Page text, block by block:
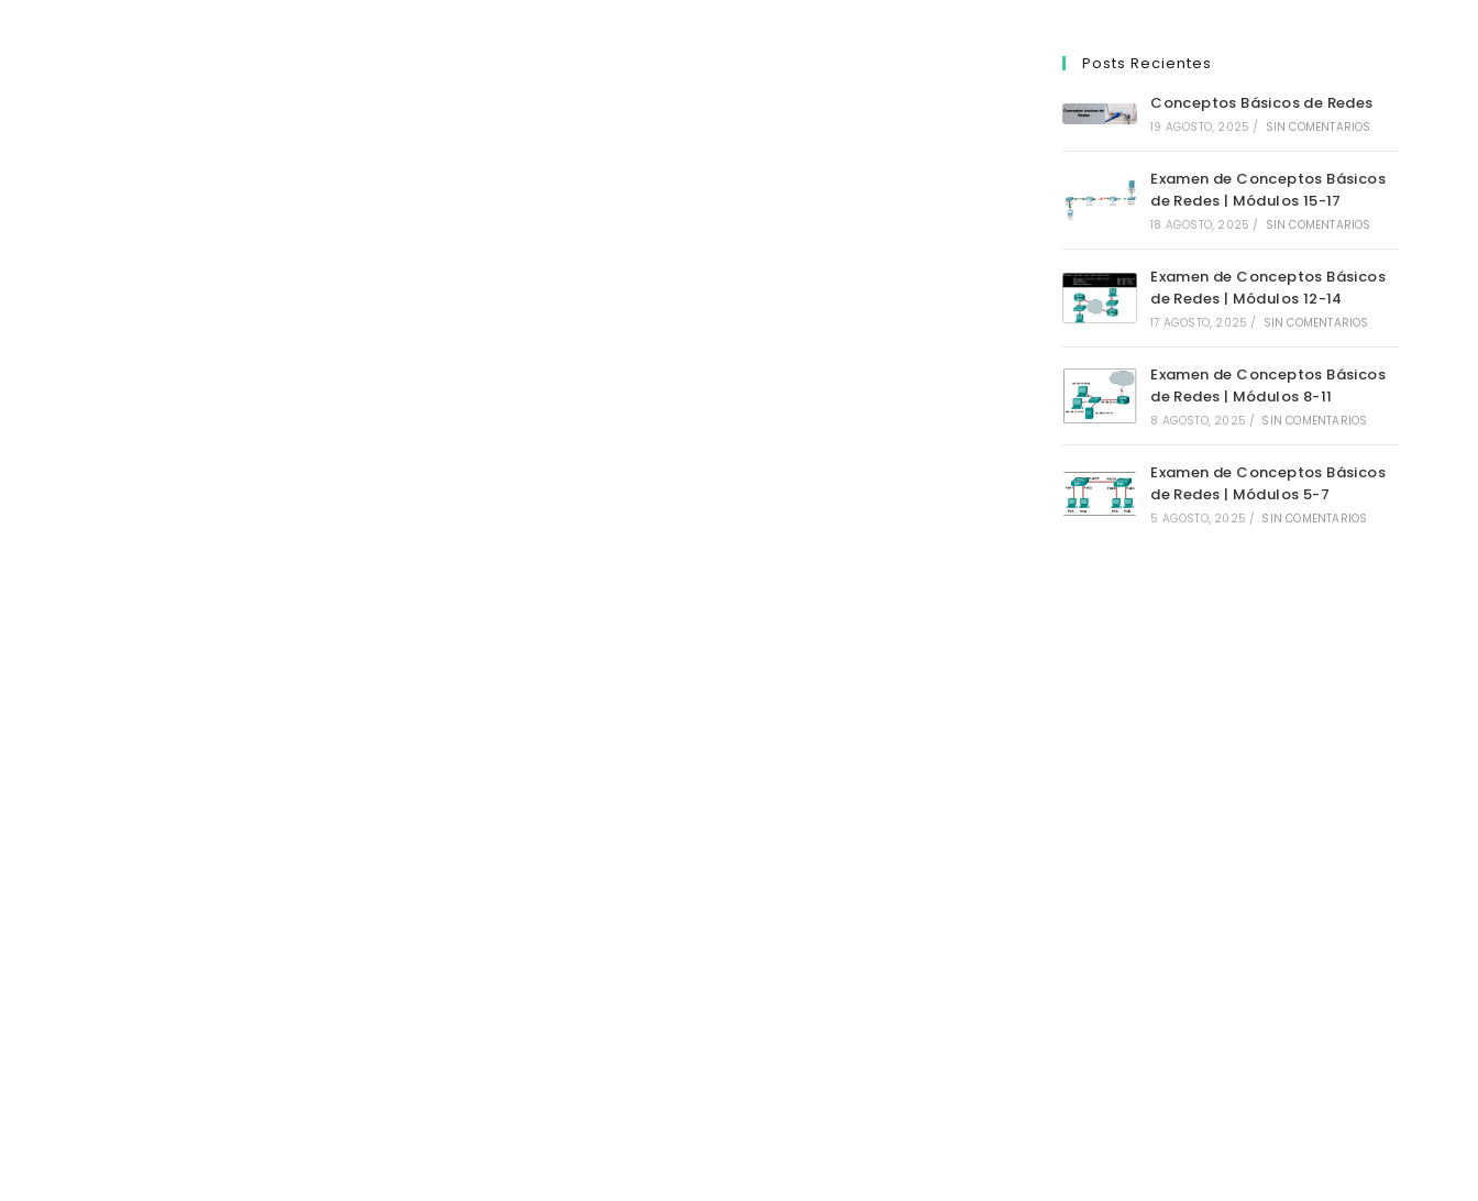
Posts Recientes
Conceptos Básicos de Redes
19 AGOSTO, 2025 / SIN COMENTARIOS
Examen de Conceptos Básicos
de Redes | Módulos 15-17
18 AGOSTO, 2025 / SIN COMENTARIOS
Examen de Conceptos Básicos
de Redes | Módulos 12-14
17 AGOSTO, 2025 / SIN COMENTARIOS
Examen de Conceptos Básicos
de Redes | Módulos 8-11
8 AGOSTO, 2025 / SIN COMENTARIOS
Examen de Conceptos Básicos
de Redes | Módulos 5-7
5 AGOSTO, 2025 / SIN COMENTARIOS